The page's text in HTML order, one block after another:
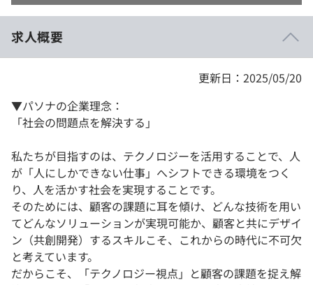
求人概要
更新日：2025/05/20
▼パソナの企業理念：
「社会の問題点を解決する」
私たちが目指すのは、テクノロジーを活用することで、人
が「人にしかできない仕事」へシフトできる環境をつく
り、人を活かす社会を実現することです。
そのためには、顧客の課題に耳を傾け、どんな技術を用い
てどんなソリューションが実現可能か、顧客と共にデザイ
ン（共創開発）するスキルこそ、これからの時代に不可欠
と考えています。
だからこそ、「テクノロジー視点」と顧客の課題を捉え解